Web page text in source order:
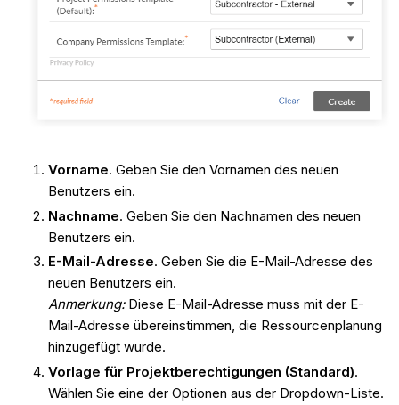
Vorname. Geben Sie den Vornamen des neuen
Benutzers ein.
Nachname. Geben Sie den Nachnamen des neuen
Benutzers ein.
E-Mail-Adresse. Geben Sie die E-Mail-Adresse des
neuen Benutzers ein.
Anmerkung: Diese E-Mail-Adresse muss mit der E-
Mail-Adresse übereinstimmen, die Ressourcenplanung
hinzugefügt wurde.
Vorlage für Projektberechtigungen (Standard).
Wählen Sie eine der Optionen aus der Dropdown-Liste.